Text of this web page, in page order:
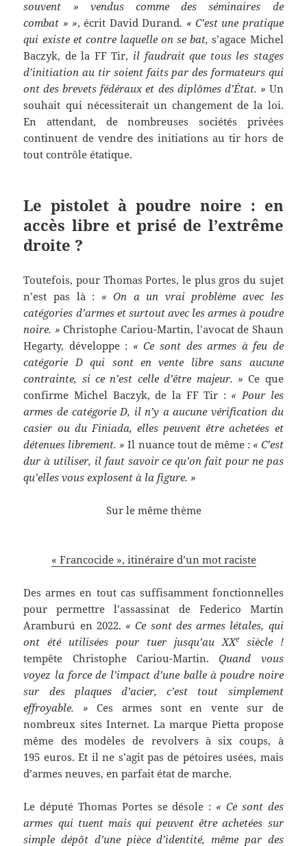
souvent » vendus comme des séminaires de
combat » », écrit David Durand. « C’est une pratique
qui existe et contre laquelle on se bat,s’agace Michel
Baczyk, de la FF Tir, il faudrait que tous les stages
d’initiation au tir soient faits par des formateurs qui
ont des brevets fédéraux et des diplômes d’État. » Un
souhait qui nécessiterait un changement de la loi.
En attendant, de nombreuses sociétés privées
continuent de vendre des initiations au tir hors de
tout contrôle étatique.
Le pistolet à poudre noire : en
accès libre et prisé de l’extrême
droite ?
Toutefois, pour Thomas Portes, le plus gros du sujet
n’est pas là : « On a un vrai problème avec les
catégories d’armes et surtout avec les armes à poudre
noire. » Christophe Cariou-Martin, l’avocat de Shaun
Hegarty, développe : « Ce sont des armes à feu de
catégorie D qui sont en vente libre sans aucune
contrainte, si ce n’est celle d’être majeur. » Ce que
confirme Michel Baczyk, de la FF Tir : « Pour les
armes de catégorie D, il n’y a aucune vérification du
casier ou du Finiada, elles peuvent être achetées et
détenues librement. » Il nuance tout de même : « C’est
dur à utiliser, il faut savoir ce qu’on fait pour ne pas
qu’elles vous explosent à la figure. »
Sur le même thème
« Francocide », itinéraire d’un mot raciste
Des armes en tout cas suffisamment fonctionnelles
pour permettre l’assassinat de Federico Martín
Aramburú en 2022. « Ce sont des armes létales, qui
ont été utilisées pour tuer jusqu’au XXesiècle !
tempête Christophe Cariou-Martin.Quand vous
voyez la force de l’impact d’une balle à poudre noire
sur des plaques d’acier, c’est tout simplement
effroyable. »Ces armes sont en vente sur de
nombreux sites Internet. La marque Pietta propose
même des modèles de revolvers à six coups, à
195 euros. Et il ne s’agit pas de pétoires usées, mais
d’armes neuves, en parfait état de marche.
Le député Thomas Portes se désole : « Ce sont des
armes qui tuent mais qui peuvent être achetées sur
simple dépôt d’une pièce d’identité, même par des